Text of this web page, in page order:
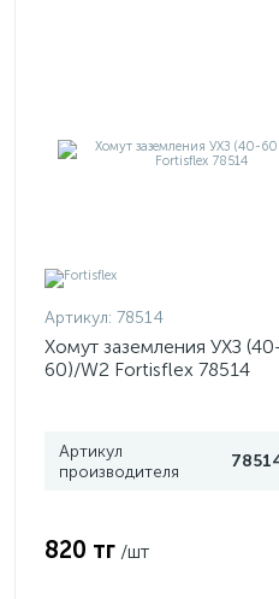
Артикул: 78514
Хомут заземления УХЗ
60)/W2 Fortisflex 78514
Артикул
производителя
820 тг /шт